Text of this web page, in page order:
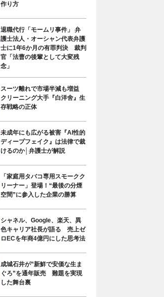
作り方
退職代行「モームリ事件」 弁
護士法人・オーシャン代表弁護
士に1年6か月の有罪判決 裁判
官「法曹の後輩として大変残
念」
スーツ離れで市場半減も増益
クリーニング大手『白洋舍』生
存戦略の正体
未成年にも広がる被害『AI性的
ディープフェイク』は法律で裁
けるのか│弁護士が解説
「家庭用タバコ専用スモークク
リーナー」登場！“最後の分煙
空間”に参入した企業の勝算
シャネル、Google、楽天、異
色キャリア社長が語る 売上ゼ
ロECを年商4億円にした思考法
成城石井が”新鮮で安価な生ま
ぐろ”を通年販売 難題を実現
した舞台裏